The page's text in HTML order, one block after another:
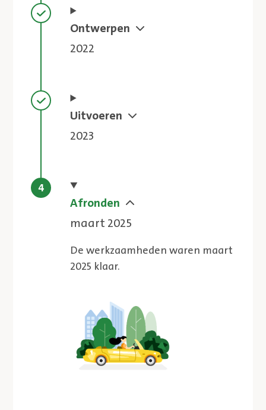
Stap voltooid
Ontwerpen
2022
Stap voltooid
Uitvoeren
2023
Huidige stap
Afronden
maart 2025
De werkzaamheden waren maart
2025 klaar.